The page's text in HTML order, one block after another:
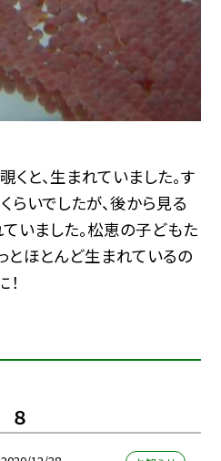
と、生まれていました。す
らいでしたが、後から見る
ていました。松恵の子どもた
とほとんど生まれているの
８